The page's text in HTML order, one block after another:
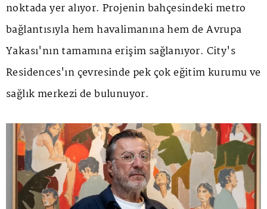
noktada yer alıyor. Projenin bahçesindeki metro
bağlantısıyla hem havalimanına hem de Avrupa
Yakası'nın tamamına erişim sağlanıyor. City's
Residences'ın çevresinde pek çok eğitim kurumu ve
sağlık merkezi de bulunuyor.